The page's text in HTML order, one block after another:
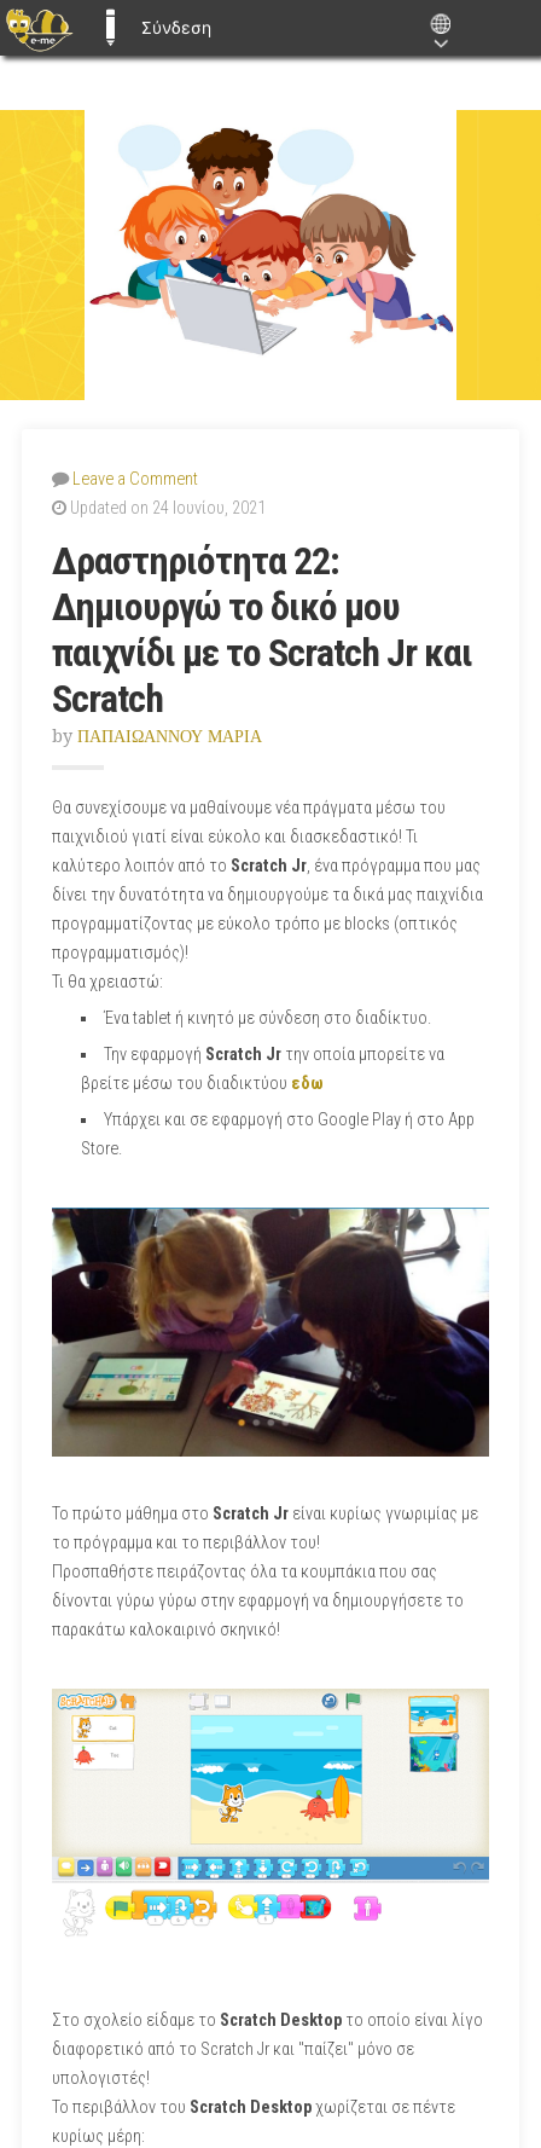
E-ME BLOGS
Σύνδεση
Leave a Comment
Updated on 24 Ιουνίου, 2021
Δραστηριότητα 22:
Δημιουργώ το δικό μου
παιχνίδι με το Scratch Jr και
Scratch
by ΠΑΠΑΙΩΑΝΝΟΥ ΜΑΡΙΑ
Θα συνεχίσουμε να μαθαίνουμε νέα πράγματα μέσω του
παιχνιδιού γιατί είναι εύκολο και διασκεδαστικό! Τι
καλύτερο λοιπόν από το Scratch Jr, ένα πρόγραμμα που μας
δίνει την δυνατότητα να δημιουργούμε τα δικά μας παιχνίδια
προγραμματίζοντας με εύκολο τρόπο με blocks (οπτικός
προγραμματισμός)!
Τι θα χρειαστώ:
Ένα tablet ή κινητό με σύνδεση στο διαδίκτυο.
Την εφαρμογή Scratch Jr την οποία μπορείτε να
βρείτε μέσω του διαδικτύου εδω
Υπάρχει και σε εφαρμογή στο Google Play ή στο App
Store.
Το πρώτο μάθημα στο Scratch Jrείναι κυρίως γνωριμίας με
το πρόγραμμα και το περιβάλλον του!
Προσπαθήστε πειράζοντας όλα τα κουμπάκια που σας
δίνονται γύρω γύρω στην εφαρμογή να δημιουργήσετε το
παρακάτω καλοκαιρινό σκηνικό!
Στο σχολείο είδαμε το Scratch Desktopτο οποίο είναι λίγο
διαφορετικό από το Scratch Jr και "παίζει" μόνο σε
υπολογιστές!
Το περιβάλλον του Scratch Desktopχωρίζεται σε πέντε
κυρίως μέρη: